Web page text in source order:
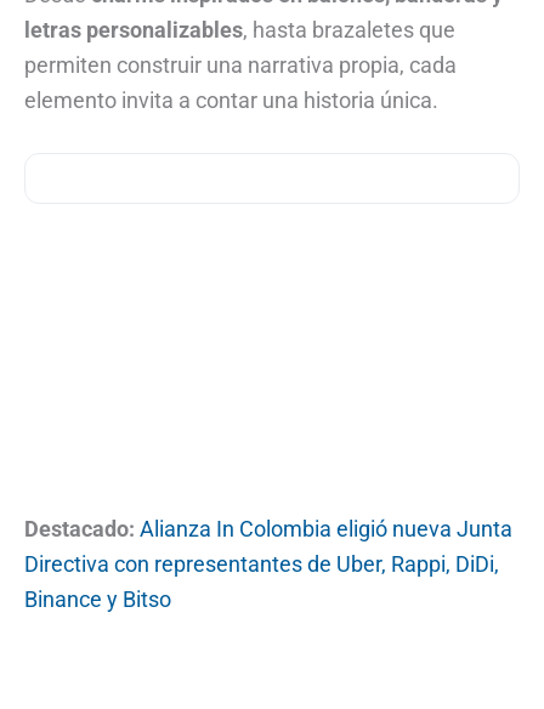
letras personalizables, hasta brazaletes que
permiten construir una narrativa propia, cada
elemento invita a contar una historia única.
Destacado: Alianza In Colombia eligió nueva Junta
Directiva con representantes de Uber, Rappi, DiDi,
Binance y Bitso